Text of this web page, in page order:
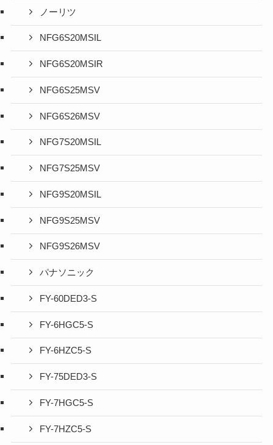
ノーリツ
NFG6S20MSIL
NFG6S20MSIR
NFG6S25MSV
NFG6S26MSV
NFG7S20MSIL
NFG7S25MSV
NFG9S20MSIL
NFG9S25MSV
NFG9S26MSV
パナソニック
FY-60DED3-S
FY-6HGC5-S
FY-6HZC5-S
FY-75DED3-S
FY-7HGC5-S
FY-7HZC5-S